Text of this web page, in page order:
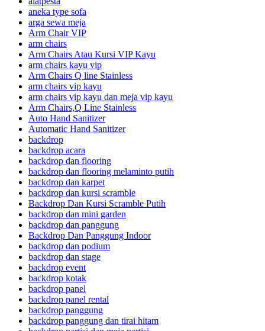
aneka type sofa
arga sewa meja
Arm Chair VIP
arm chairs
Arm Chairs Atau Kursi VIP Kayu
arm chairs kayu vip
Arm Chairs Q line Stainless
arm chairs vip kayu
arm chairs vip kayu dan meja vip kayu
Arm Chairs,Q Line Stainless
Auto Hand Sanitizer
Automatic Hand Sanitizer
backdrop
backdrop acara
backdrop dan flooring
backdrop dan flooring melaminto putih
backdrop dan karpet
backdrop dan kursi scramble
Backdrop Dan Kursi Scramble Putih
backdrop dan mini garden
backdrop dan panggung
Backdrop Dan Panggung Indoor
backdrop dan podium
backdrop dan stage
backdrop event
backdrop kotak
backdrop panel
backdrop panel rental
backdrop panggung
backdrop panggung dan tirai hitam